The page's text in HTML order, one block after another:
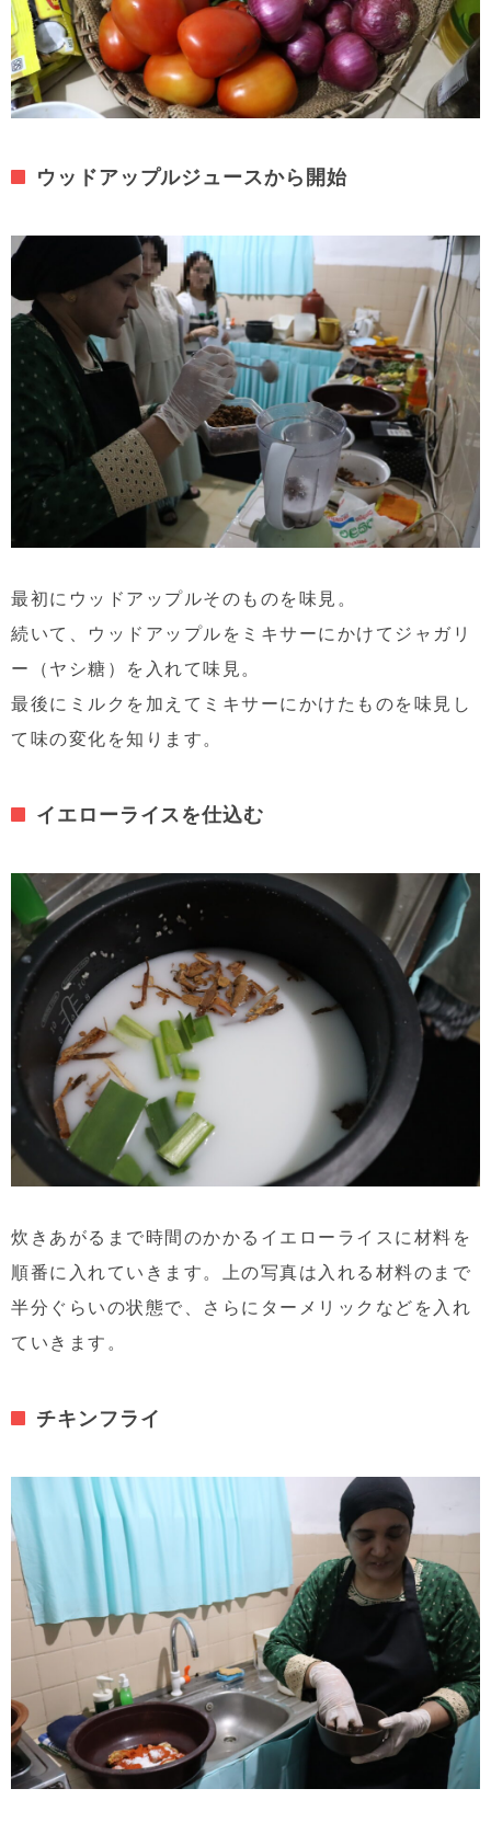
ウッドアップルジュースから開始
最初にウッドアップルそのものを味見。
続いて、ウッドアップルをミキサーにかけてジャガリ
ー（ヤシ糖）を入れて味見。
最後にミルクを加えてミキサーにかけたものを味見し
て味の変化を知ります。
イエローライスを仕込む
炊きあがるまで時間のかかるイエローライスに材料を
順番に入れていきます。上の写真は入れる材料のまで
半分ぐらいの状態で、さらにターメリックなどを入れ
ていきます。
チキンフライ